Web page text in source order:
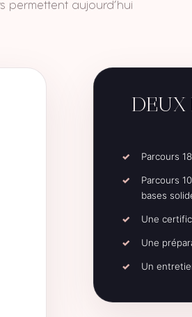
permettent aujourd’hui
DEUX
Parcours
Parcours
bases
Une
Une
Un